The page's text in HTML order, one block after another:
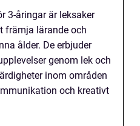
3-åringar är leksaker
främja lärande och
ålder. De erbjuder
genom lek och
inom områden
och kreativt